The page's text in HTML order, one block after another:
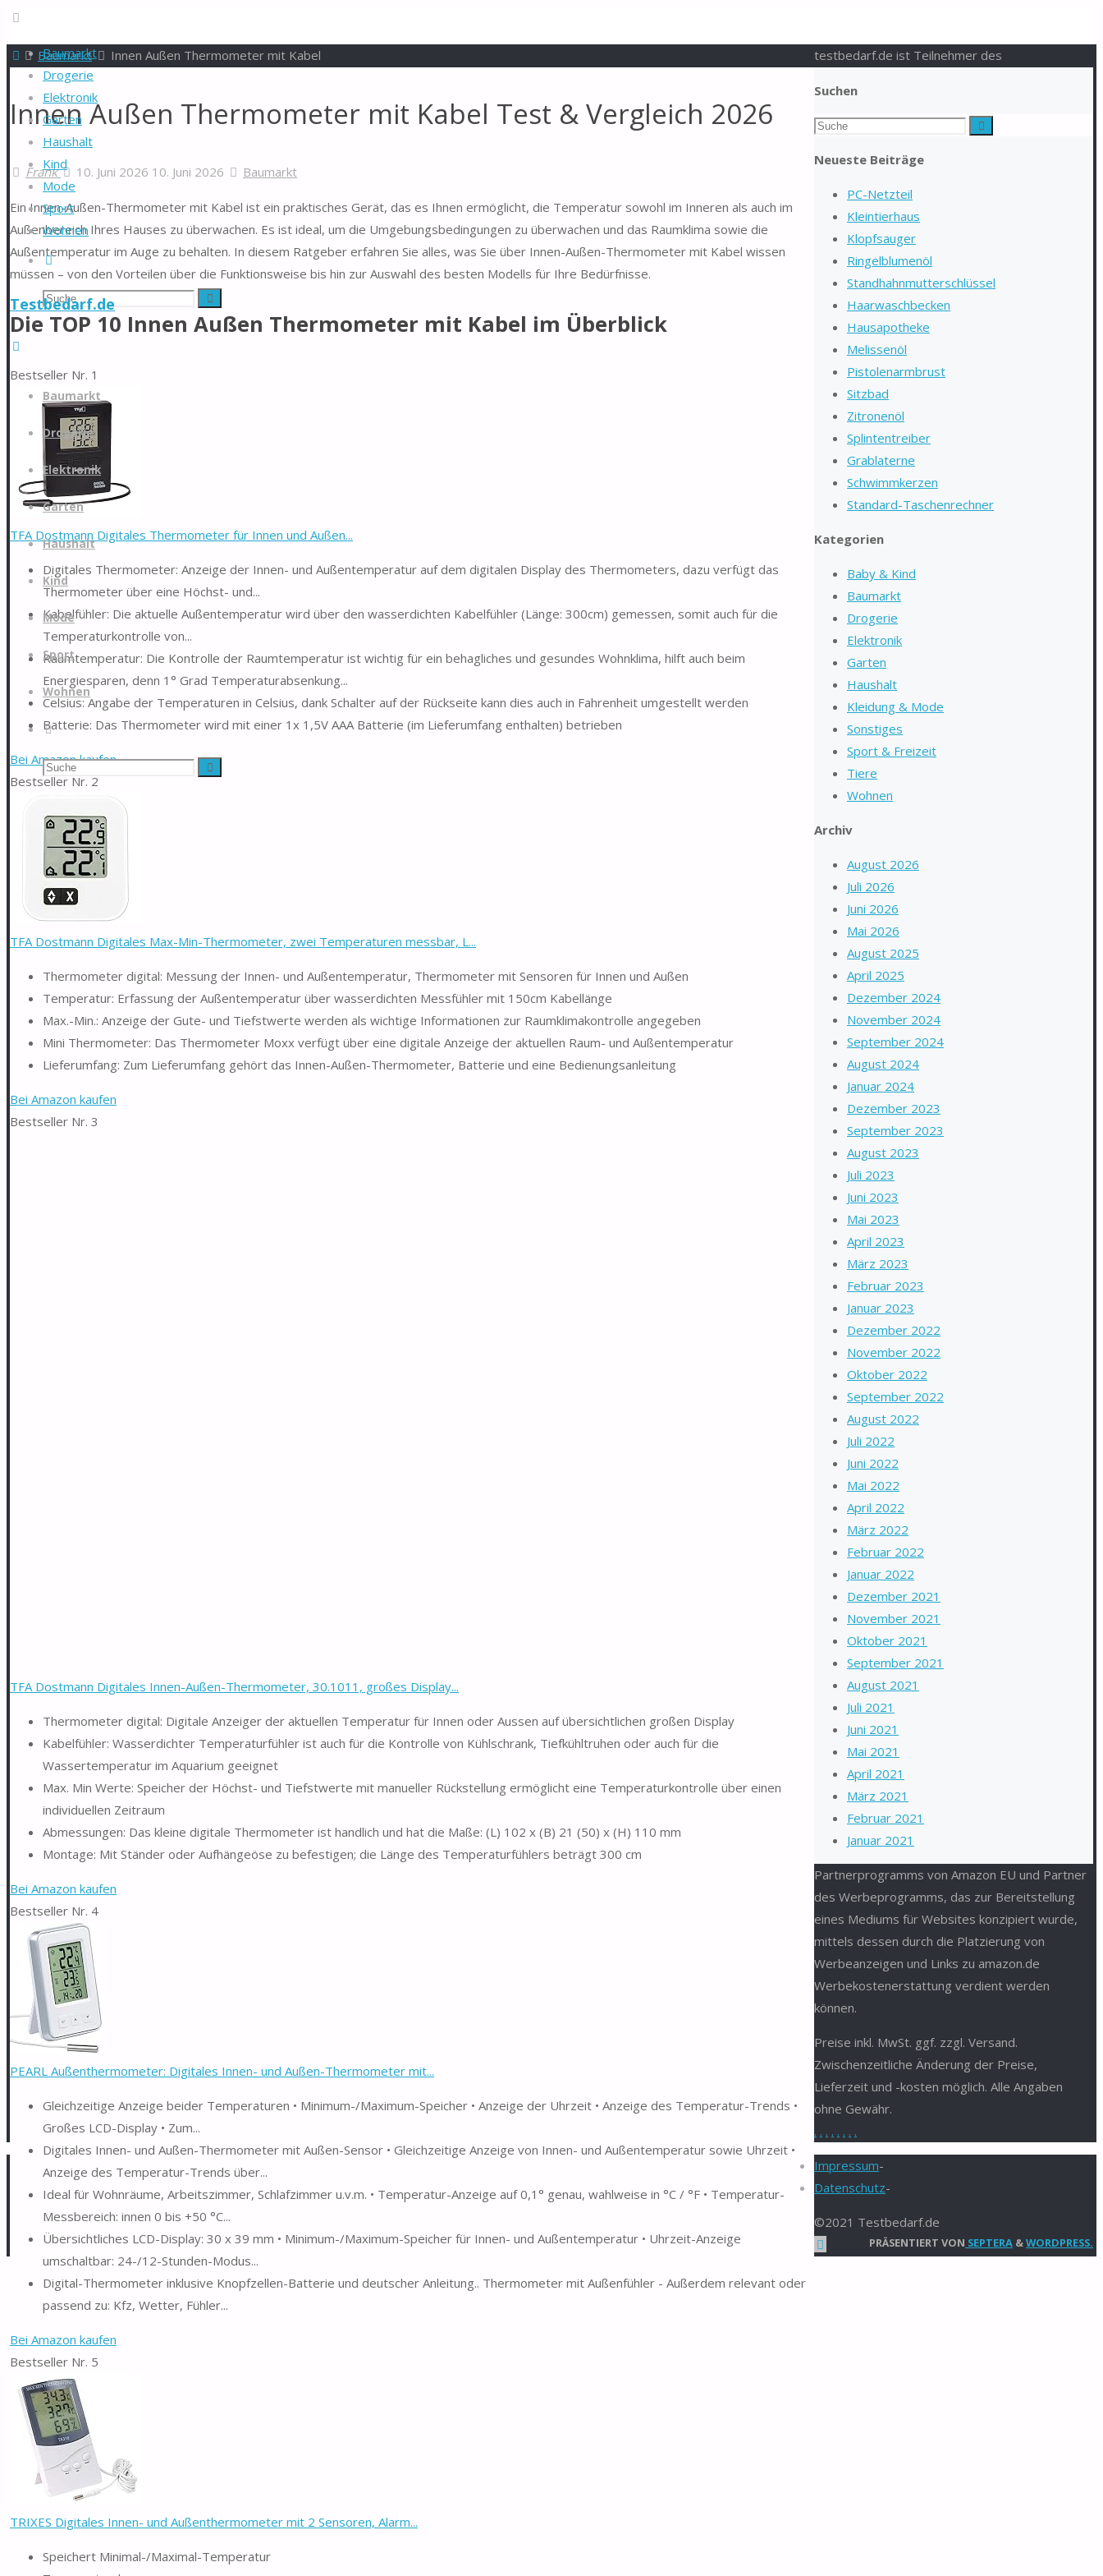
Baumarkt
Drogerie
Elektronik
Garten
Haushalt
Kind
Mode
Sport
Wohnen
Suche
Suchen
nach:
Suche
Testbedarf.de
springen
Baumarkt
Drogerie
Elektronik
Garten
Haushalt
Kind
Mode
Sport
Wohnen
Suche
Suchen Suche
StartBaumarkt Innen Außen Thermometer mit Kabel
Innen Außen Thermometer mit Kabel Test & Vergleich 2026
Frank 10. Juni 2026 10. Juni 2026 Baumarkt
Ein Innen-Außen-Thermometer mit Kabel ist ein praktisches Gerät, das es Ihnen ermöglicht, die Temperatur sowohl im Inneren als auch im
Außenbereich Ihres Hauses zu überwachen. Es ist ideal, um die Umgebungsbedingungen zu überwachen und das Raumklima sowie die
Außentemperatur im Auge zu behalten. In diesem Ratgeber erfahren Sie alles, was Sie über Innen-Außen-Thermometer mit Kabel wissen
müssen – von den Vorteilen über die Funktionsweise bis hin zur Auswahl des besten Modells für Ihre Bedürfnisse.
Die TOP 10 Innen Außen Thermometer mit Kabel im Überblick
Bestseller Nr. 1
TFA Dostmann Digitales Thermometer für Innen und Außen...
Digitales Thermometer: Anzeige der Innen- und Außentemperatur auf dem digitalen Display des Thermometers, dazu verfügt das
Thermometer über eine Höchst- und...
Kabelfühler: Die aktuelle Außentemperatur wird über den wasserdichten Kabelfühler (Länge: 300cm) gemessen, somit auch für die
Temperaturkontrolle von...
Raumtemperatur: Die Kontrolle der Raumtemperatur ist wichtig für ein behagliches und gesundes Wohnklima, hilft auch beim
Energiesparen, denn 1° Grad Temperaturabsenkung...
Celsius: Angabe der Temperaturen in Celsius, dank Schalter auf der Rückseite kann dies auch in Fahrenheit umgestellt werden
Batterie: Das Thermometer wird mit einer 1x 1,5V AAA Batterie (im Lieferumfang enthalten) betrieben
Bei Amazon kaufen
Bestseller Nr. 2
TFA Dostmann Digitales Max-Min-Thermometer, zwei Temperaturen messbar, L...
Thermometer digital: Messung der Innen- und Außentemperatur, Thermometer mit Sensoren für Innen und Außen
Temperatur: Erfassung der Außentemperatur über wasserdichten Messfühler mit 150cm Kabellänge
Max.-Min.: Anzeige der Gute- und Tiefstwerte werden als wichtige Informationen zur Raumklimakontrolle angegeben
Mini Thermometer: Das Thermometer Moxx verfügt über eine digitale Anzeige der aktuellen Raum- und Außentemperatur
Lieferumfang: Zum Lieferumfang gehört das Innen-Außen-Thermometer, Batterie und eine Bedienungsanleitung
Bei Amazon kaufen
Bestseller Nr. 3
TFA Dostmann Digitales Innen-Außen-Thermometer, 30.1011, großes Display...
Thermometer digital: Digitale Anzeiger der aktuellen Temperatur für Innen oder Aussen auf übersichtlichen großen Display
Kabelfühler: Wasserdichter Temperaturfühler ist auch für die Kontrolle von Kühlschrank, Tiefkühltruhen oder auch für die
Wassertemperatur im Aquarium geeignet
Max. Min Werte: Speicher der Höchst- und Tiefstwerte mit manueller Rückstellung ermöglicht eine Temperaturkontrolle über einen
individuellen Zeitraum
Abmessungen: Das kleine digitale Thermometer ist handlich und hat die Maße: (L) 102 x (B) 21 (50) x (H) 110 mm
Montage: Mit Ständer oder Aufhängeöse zu befestigen; die Länge des Temperaturfühlers beträgt 300 cm
Bei Amazon kaufen
Bestseller Nr. 4
PEARL Außenthermometer: Digitales Innen- und Außen-Thermometer mit...
Gleichzeitige Anzeige beider Temperaturen • Minimum-/Maximum-Speicher • Anzeige der Uhrzeit • Anzeige des Temperatur-Trends •
Großes LCD-Display • Zum...
Digitales Innen- und Außen-Thermometer mit Außen-Sensor • Gleichzeitige Anzeige von Innen- und Außentemperatur sowie Uhrzeit •
Anzeige des Temperatur-Trends über...
Ideal für Wohnräume, Arbeitszimmer, Schlafzimmer u.v.m. • Temperatur-Anzeige auf 0,1° genau, wahlweise in °C / °F • Temperatur-
Messbereich: innen 0 bis +50 °C...
Übersichtliches LCD-Display: 30 x 39 mm • Minimum-/Maximum-Speicher für Innen- und Außentemperatur • Uhrzeit-Anzeige
umschaltbar: 24-/12-Stunden-Modus...
Digital-Thermometer inklusive Knopfzellen-Batterie und deutscher Anleitung.. Thermometer mit Außenfühler - Außerdem relevant oder
passend zu: Kfz, Wetter, Fühler...
Bei Amazon kaufen
Bestseller Nr. 5
TRIXES Digitales Innen- und Außenthermometer mit 2 Sensoren, Alarm...
Speichert Minimal-/Maximal-Temperatur
Suchen
Suchen
Suche
Neueste Beiträge
PC-Netzteil
Kleintierhaus
Klopfsauger
Ringelblumenöl
Standhahnmutterschlüssel
Haarwaschbecken
Hausapotheke
Melissenöl
Pistolenarmbrust
Sitzbad
Zitronenöl
Splintentreiber
Grablaterne
Schwimmkerzen
Standard-Taschenrechner
Kategorien
Baby & Kind
Baumarkt
Drogerie
Elektronik
Garten
Haushalt
Kleidung & Mode
Sonstiges
Sport & Freizeit
Tiere
Wohnen
Archiv
August 2026
Juli 2026
Juni 2026
Mai 2026
August 2025
April 2025
Dezember 2024
November 2024
September 2024
August 2024
Januar 2024
Dezember 2023
September 2023
August 2023
Juli 2023
Juni 2023
Mai 2023
April 2023
März 2023
Februar 2023
Januar 2023
Dezember 2022
November 2022
Oktober 2022
September 2022
August 2022
Juli 2022
Juni 2022
Mai 2022
April 2022
März 2022
Februar 2022
Januar 2022
Dezember 2021
November 2021
Oktober 2021
September 2021
August 2021
Juli 2021
Juni 2021
Mai 2021
April 2021
März 2021
Februar 2021
Januar 2021
testbedarf.de ist Teilnehmer des
Partnerprogramms von Amazon EU und Partner
des Werbeprogramms, das zur Bereitstellung
eines Mediums für Websites konzipiert wurde,
mittels dessen durch die Platzierung von
Werbeanzeigen und Links zu amazon.de
Werbekostenerstattung verdient werden
können.
Preise inkl. MwSt. ggf. zzgl. Versand.
Zwischenzeitliche Änderung der Preise,
Lieferzeit und -kosten möglich. Alle Angaben
ohne Gewähr.
. . . . . . . .
Impressum-
Datenschutz-
©2021 Testbedarf.de
PRÄSENTIERT VON SEPTERA &WORDPRESS.
Zurück